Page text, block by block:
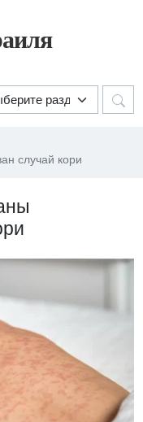
случай кори